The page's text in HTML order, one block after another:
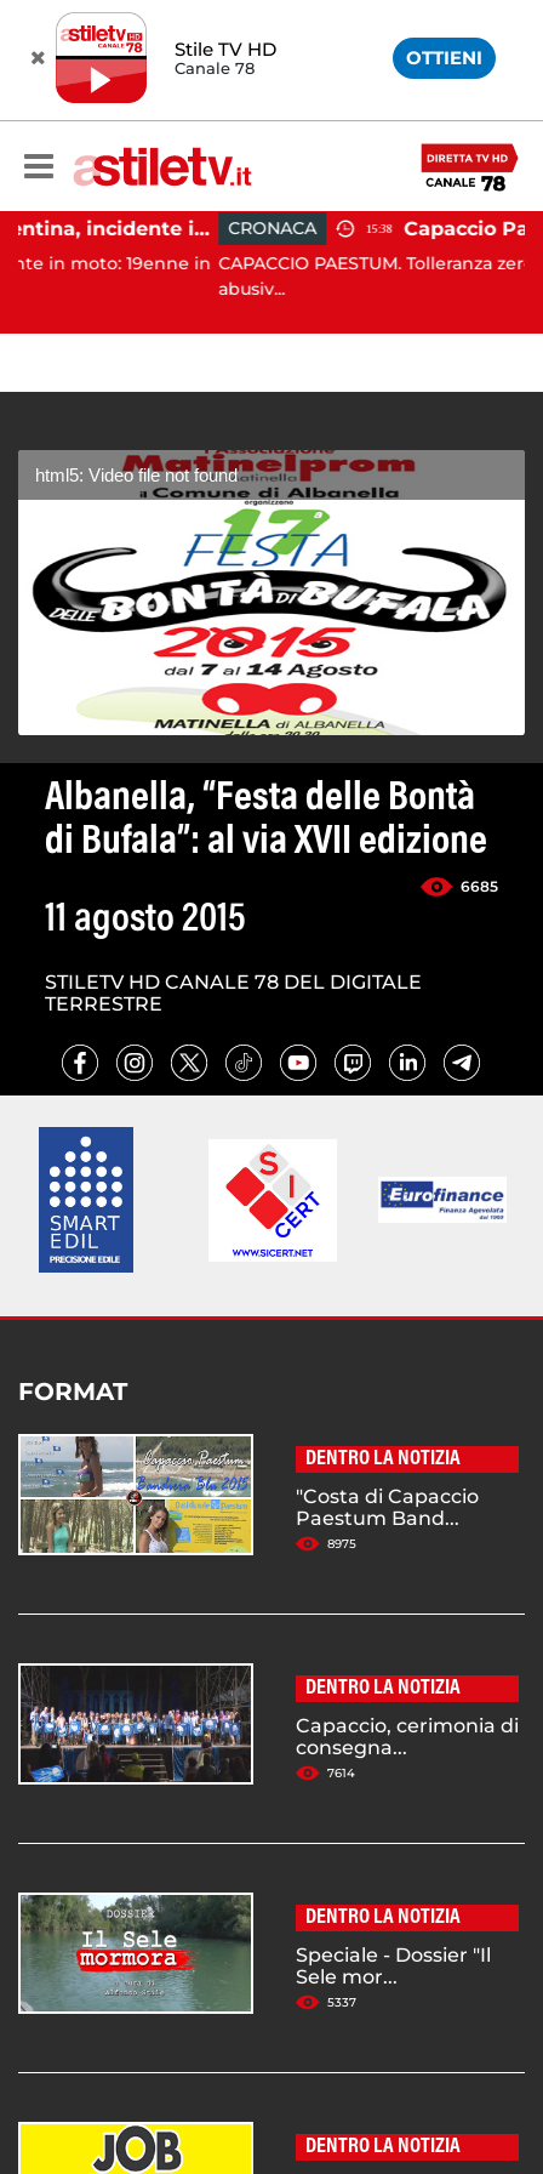
Stile TV HD
Canale 78 OTTIENI
Altavilla Silentina, incidente in moto nella notte: 19enne in prognosi riservata
19enne in
CRONACA 15:38
CAPACCIO PAESTUM. Tolleranza zero contro
html5: Video file not found
Albanella, “Festa delle Bontà
di Bufala”: al via XVII edizione
6685
11 agosto 2015
STILETV HD CANALE 78 DEL DIGITALE
TERRESTRE
FORMAT
DENTRO LA NOTIZIA
"Costa di Capaccio
Paestum Band...
8975
DENTRO LA NOTIZIA
Capaccio, cerimonia di
consegna...
7614
DENTRO LA NOTIZIA
Speciale - Dossier "Il
Sele mor...
5337
DENTRO LA NOTIZIA